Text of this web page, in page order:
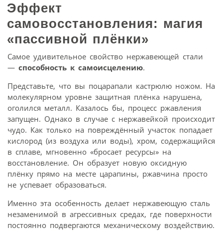
Эффект
самовосстановления: магия
«пассивной плёнки»
Самое удивительное свойство нержавеющей стали
— способность к самоисцелению.
Представьте, что вы поцарапали кастрюлю ножом. На
молекулярном уровне защитная плёнка нарушена,
оголился металл. Казалось бы, процесс ржавления
запущен. Однако в случае с нержавейкой происходит
чудо. Как только на повреждённый участок попадает
кислород (из воздуха или воды), хром, содержащийся
в сплаве, мгновенно «бросает ресурсы» на
восстановление. Он образует новую оксидную
плёнку прямо на месте царапины, ржавчина просто
не успевает образоваться.
Именно эта особенность делает нержавеющую сталь
незаменимой в агрессивных средах, где поверхности
постоянно подвергаются механическому воздействию.